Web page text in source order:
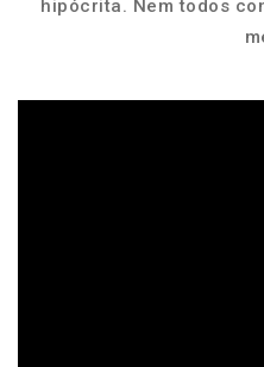
hipócrita. Nem todos